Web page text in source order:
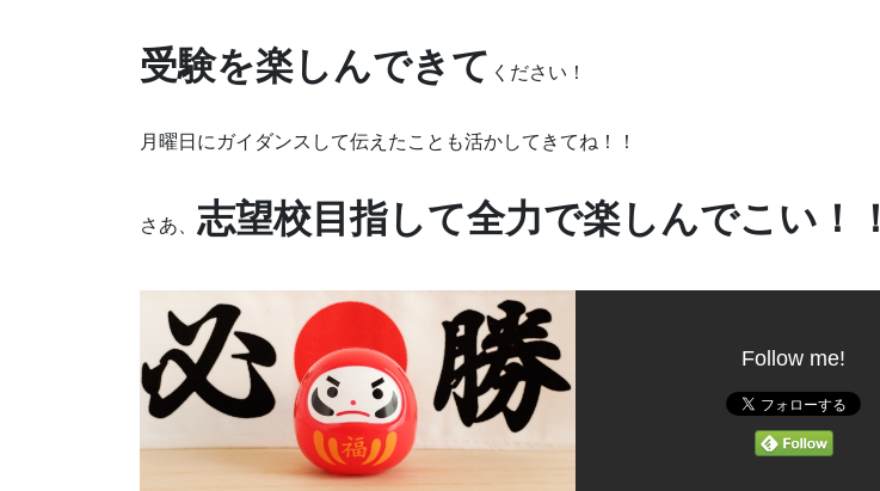
受験を楽しんできて ください！
月曜日にガイダンスして伝えたことも活かしてきてね！！
さあ、 志望校目指して全力で楽しんでこい！！
Follow me!